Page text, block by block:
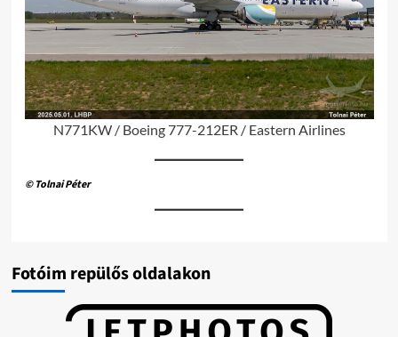
N771KW / Boeing 777-212ER / Eastern Airlines
© Tolnai Péter
Fotóim repülős oldalakon